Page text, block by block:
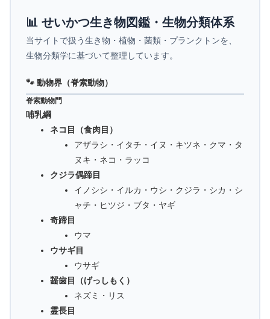
📊 せいかつ生き物図鑑・生物分類体系
当サイトで扱う生き物・植物・菌類・プランクトンを、
生物分類学に基づいて整理しています。
🐾 動物界（脊索動物）
脊索動物門
哺乳綱
ネコ目（食肉目）
アザラシ・イタチ・イヌ・キツネ・クマ・タ
ヌキ・ネコ・ラッコ
クジラ偶蹄目
イノシシ・イルカ・ウシ・クジラ・シカ・シ
ャチ・ヒツジ・ブタ・ヤギ
奇蹄目
ウマ
ウサギ目
ウサギ
齧歯目（げっしもく）
ネズミ・リス
霊長目